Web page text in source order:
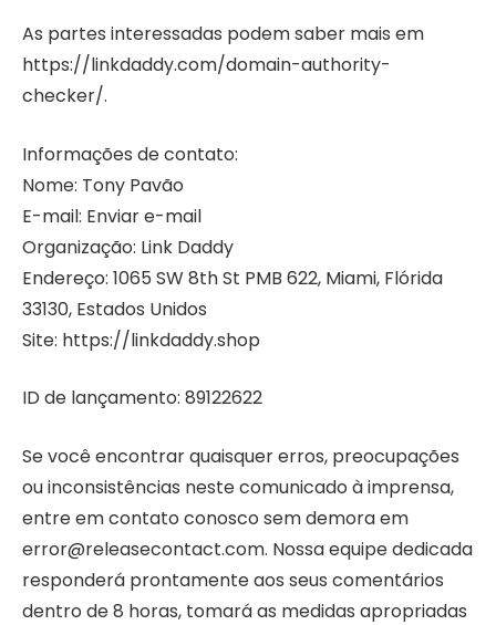
As partes interessadas podem saber mais em
https://linkdaddy.com/domain-authority-
checker/.
Informações de contato:
Nome: Tony Pavão
E-mail: Enviar e-mail
Organização: Link Daddy
Endereço: 1065 SW 8th St PMB 622, Miami, Flórida
33130, Estados Unidos
Site: https://linkdaddy.shop
ID de lançamento: 89122622
Se você encontrar quaisquer erros, preocupações
ou inconsistências neste comunicado à imprensa,
entre em contato conosco sem demora em
error@releasecontact.com. Nossa equipe dedicada
responderá prontamente aos seus comentários
dentro de 8 horas, tomará as medidas apropriadas